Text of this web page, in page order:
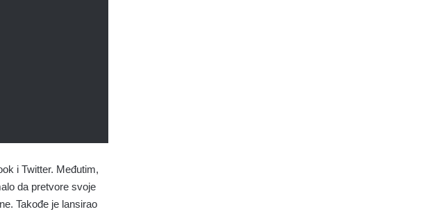
i Twitter. Međutim,
da pretvore svoje
Takođe je lansirao